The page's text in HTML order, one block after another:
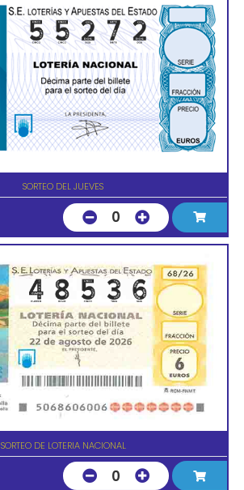
SORTEO DEL JUEVES
0
SORTEO DE LOTERIA NACIONAL
0